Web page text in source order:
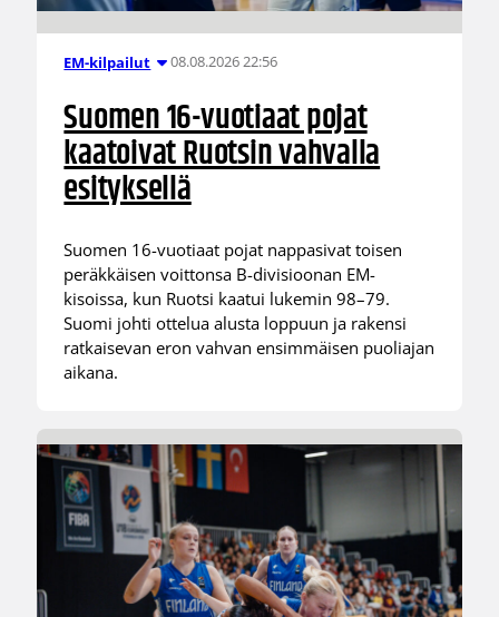
EM-kilpailut 08.08.2026 22:56
Suomen 16-vuotiaat pojat
kaatoivat Ruotsin vahvalla
esityksellä
Suomen 16-vuotiaat pojat nappasivat toisen
peräkkäisen voittonsa B-divisioonan EM-
kisoissa, kun Ruotsi kaatui lukemin 98–79.
Suomi johti ottelua alusta loppuun ja rakensi
ratkaisevan eron vahvan ensimmäisen puoliajan
aikana.